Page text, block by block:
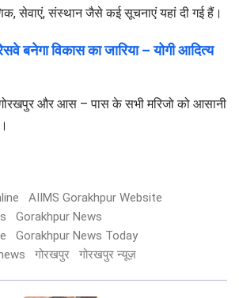
सेवाएं, संस्थान जैसे कई सूचनाएं यहां दी गई हैं।
बनेगा विकास का जारिया – योगी आदित्य
और आस – पास के सभी मरिजो को आसानी
AIIMS Gorakhpur Website
Gorakhpur News
Gorakhpur News Today
गोरखपुर गोरखपुर न्यूज़